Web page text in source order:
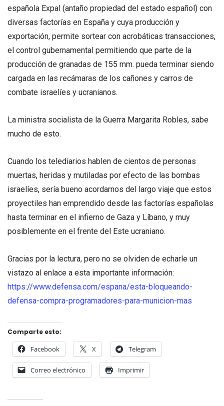
española Expal (antaño propiedad del estado español) con
diversas factorías en España y cuya producción y
exportación, permite sortear con acrobáticas transacciones,
el control gubernamental permitiendo que parte de la
producción de granadas de 155 mm. pueda terminar siendo
cargada en las recámaras de los cañones y carros de
combate israelíes y ucranianos.
La ministra socialista de la Guerra Margarita Robles, sabe
mucho de esto.
Cuando los telediarios hablen de cientos de personas
muertas, heridas y mutiladas por efecto de las bombas
israelíes, sería bueno acordarnos del largo viaje que estos
proyectiles han emprendido desde las factorías españolas
hasta terminar en el infierno de Gaza y Líbano, y muy
posiblemente en el frente del Este ucraniano.
Gracias por la lectura, pero no se olviden de echarle un
vistazo al enlace a esta importante información:
https://www.defensa.com/espana/esta-bloqueando-
defensa-compra-programadores-para-municion-mas
Comparte esto:
Facebook X Telegram
Correo electrónico Imprimir